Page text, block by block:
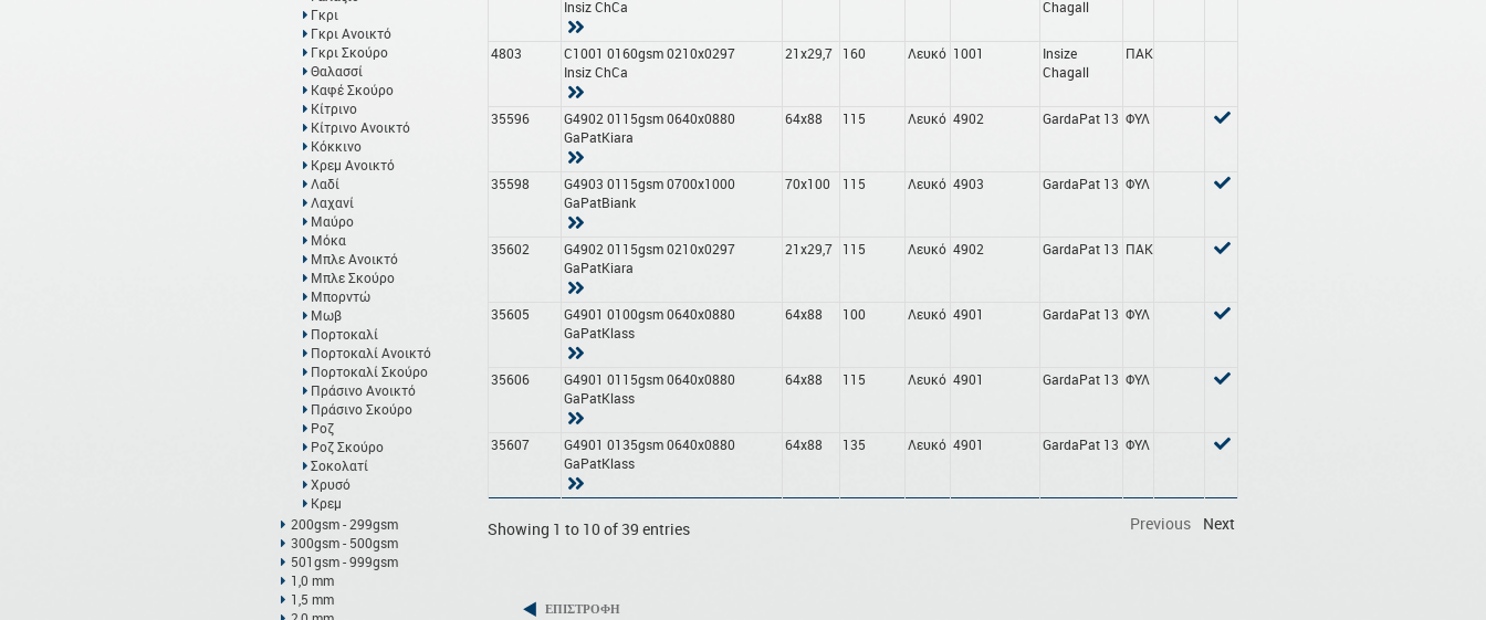
Γκρι
Γκρι Ανοικτό
Γκρι Σκούρο
Θαλασσί
Καφέ Σκούρο
Κίτρινο
Κίτρινο Ανοικτό
Κόκκινο
Κρεμ Ανοικτό
Λαδί
Λαχανί
Μαύρο
Μόκα
Μπλε Ανοικτό
Μπλε Σκούρο
Μπορντώ
Μωβ
Πορτοκαλί
Πορτοκαλί Ανοικτό
Πορτοκαλί Σκούρο
Πράσινο Ανοικτό
Πράσινο Σκούρο
Ροζ
Ροζ Σκούρο
Σοκολατί
Χρυσό
Κρεμ
200gsm - 299gsm
300gsm - 500gsm
501gsm - 999gsm
1,0 mm
1,5 mm
Insiz ChCa
Chagall
4803
C1001 0160gsm 0210x0297
Insiz ChCa
21x29,7 160 Λευκό 1001
Insize
Chagall
ΠΑΚ
35596
G4902 0115gsm 0640x0880
GaPatKiara
64x88 115 Λευκό 4902 GardaPat 13 ΦΥΛ
35598
G4903 0115gsm 0700x1000
GaPatBiank
70x100 115 Λευκό 4903 GardaPat 13 ΦΥΛ
35602
G4902 0115gsm 0210x0297
GaPatKiara
21x29,7 115 Λευκό 4902 GardaPat 13 ΠΑΚ
35605
G4901 0100gsm 0640x0880
GaPatKlass
64x88 100 Λευκό 4901 GardaPat 13 ΦΥΛ
35606
G4901 0115gsm 0640x0880
GaPatKlass
64x88 115 Λευκό 4901 GardaPat 13 ΦΥΛ
35607
G4901 0135gsm 0640x0880
GaPatKlass
64x88 135 Λευκό 4901 GardaPat 13 ΦΥΛ
Showing 1 to 10 of 39 entries Previous Next
ΕΠΙΣΤΡΟΦΗ